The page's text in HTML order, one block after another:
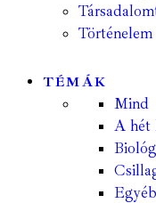
Történelem
TÉMÁK
Mind
A hét
Egyéb